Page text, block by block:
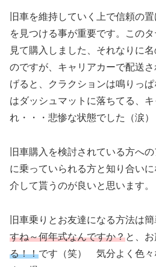
旧車を維持していく上で信頼の
を見つける事が重要です。この
見て購入しました、それなりに
のですが、キャリアカーで配送
げると、クラクションは鳴りっ
はダッシュマットに落ちてる、
れ・・・悲惨な状態でした（涙）
旧車購入を検討されている方へ
に乗っていられる方と知り合い
介して貰うのが良いと思います。
旧車乗りとお友達になる方法は簡
すね～何年式なんですか？と、
る！！です（笑） 気分よく色々